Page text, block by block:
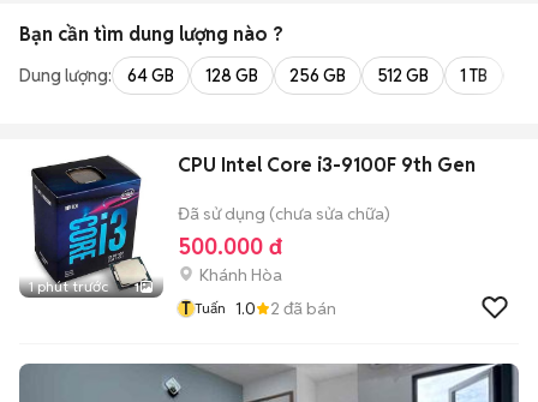
Bạn cần tìm dung lượng nào ?
Dung lượng: 64 GB 128 GB 256 GB 512 GB 1 TB
1 phút trước 1
CPU Intel Core i3-9100F 9th Gen
Đã sử dụng (chưa sửa chữa)
500.000 đ
Khánh Hòa
T Tuấn 1.0 2 đã bán